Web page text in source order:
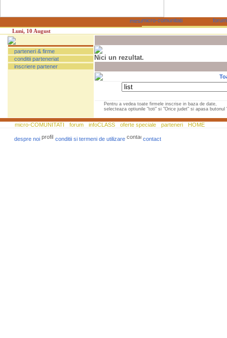
Luni, 10 August
parteneri & firme
conditii parteneriat
inscriere partener
Nici un rezultat.
Pentru a vedea toate firmele inscrise in baza de date,
selecteaza optiunile "toti" si "Orice judet" si apasa butonul
micro-COMUNITATI forum infoCLASS oferte speciale parteneri HOME
despre noi conditii si termeni de utilizare contact